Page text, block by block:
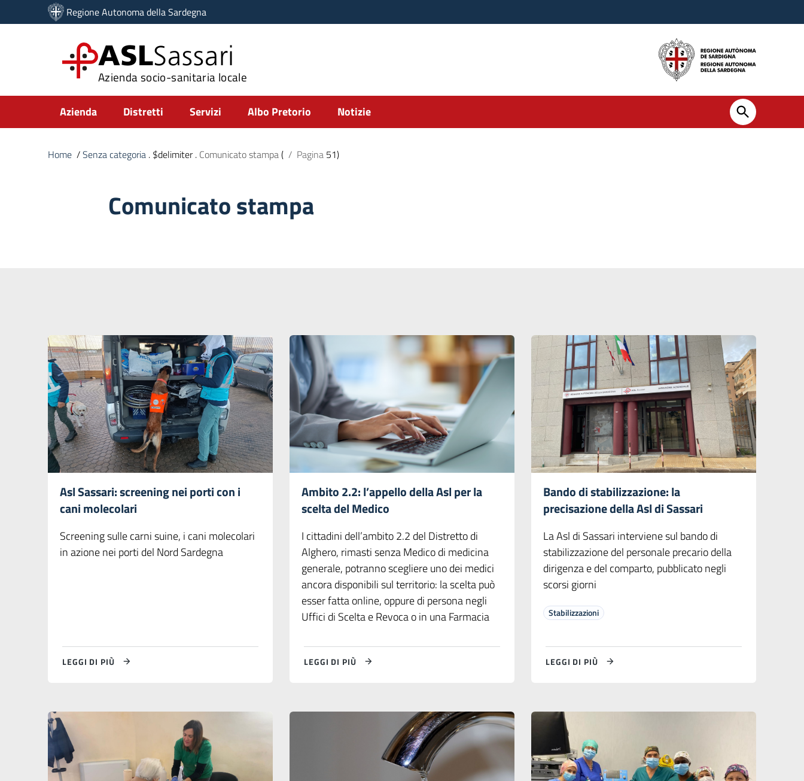
Vai ai contenuti
Vai al menu di navigazione
Regione Autonoma della Sardegna
ASLSassari
Azienda socio-sanitaria locale
Submenu
Azienda Distretti Servizi Albo Pretorio Notizie
Home /Senza categoria . $delimiter . Comunicato stampa( / Pagina 51)
Comunicato stampa
Asl Sassari: screening nei porti con i
cani molecolari
Screening sulle carni suine, i cani molecolari
in azione nei porti del Nord Sardegna
LEGGI DI PIÙ
Ambito 2.2: l’appello della Asl per la
scelta del Medico
I cittadini dell’ambito 2.2 del Distretto di
Alghero, rimasti senza Medico di medicina
generale, potranno scegliere uno dei medici
ancora disponibili sul territorio: la scelta può
esser fatta online, oppure di persona negli
Uffici di Scelta e Revoca o in una Farmacia
LEGGI DI PIÙ
Bando di stabilizzazione: la
precisazione della Asl di Sassari
La Asl di Sassari interviene sul bando di
stabilizzazione del personale precario della
dirigenza e del comparto, pubblicato negli
scorsi giorni
Stabilizzazioni
LEGGI DI PIÙ